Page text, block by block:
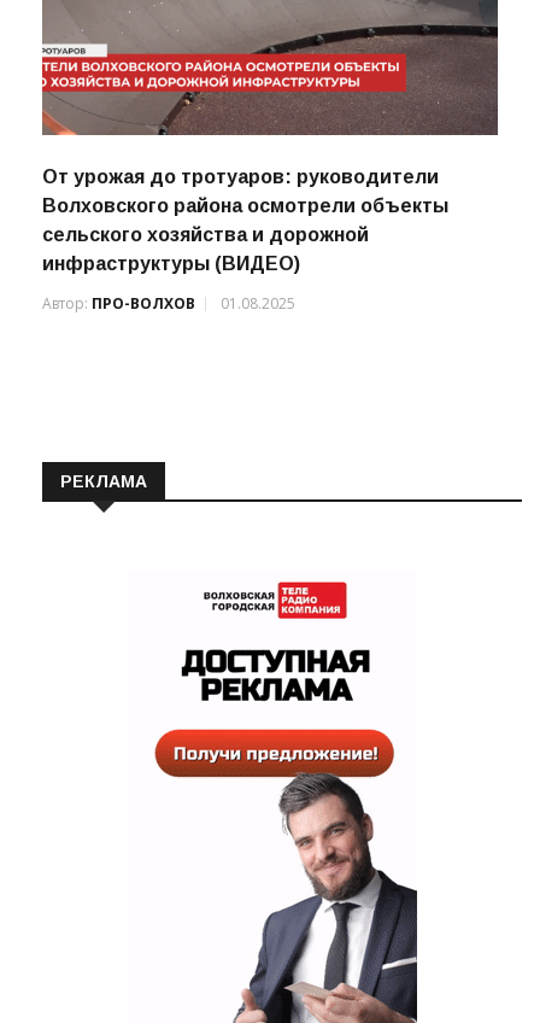
От урожая до тротуаров: руководители
Волховского района осмотрели объекты
инфраструктуры (ВИДЕО)